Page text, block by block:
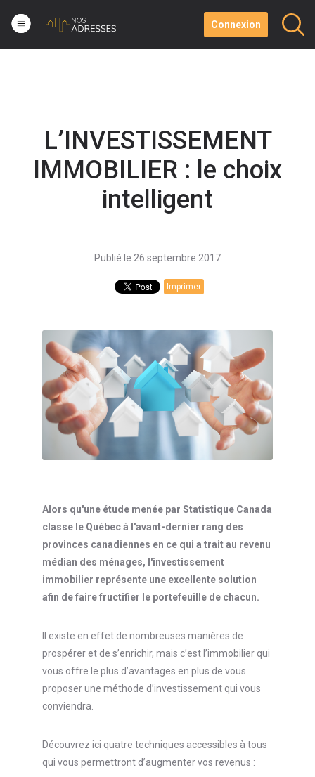
Connexion
L’INVESTISSEMENT
IMMOBILIER : le choix
intelligent
Publié le 26 septembre 2017
Imprimer
Alors qu'une étude menée par Statistique Canada
classe le Québec à l'avant-dernier rang des
provinces canadiennes en ce qui a trait au revenu
médian des ménages, l'investissement
immobilier représente une excellente solution
afin de faire fructifier le portefeuille de chacun.
Il existe en effet de nombreuses manières de
prospérer et de s’enrichir, mais c’est l’immobilier qui
vous offre le plus d’avantages en plus de vous
proposer une méthode d’investissement qui vous
conviendra.
Découvrez ici quatre techniques accessibles à tous
qui vous permettront d’augmenter vos revenus :